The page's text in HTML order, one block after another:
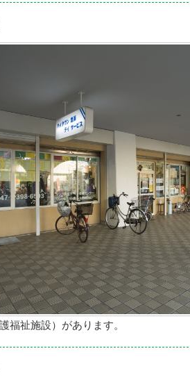
福祉施設）があります。